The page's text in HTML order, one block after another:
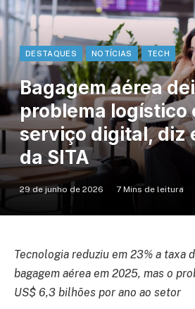
DESTAQUES NOTÍCIAS TECH
Bagagem aérea
problema logístico
serviço digital, diz
da SITA
29 de junho de 2026 7 Mins de leitura
Tecnologia reduziu em 23% a taxa
bagagem aérea em 2025, mas o
US$ 6,3 bilhões por ano ao setor